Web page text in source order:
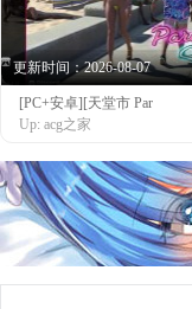
更新时间：2026-08-07
[PC+安卓][天堂市 Par
Up: acg之家